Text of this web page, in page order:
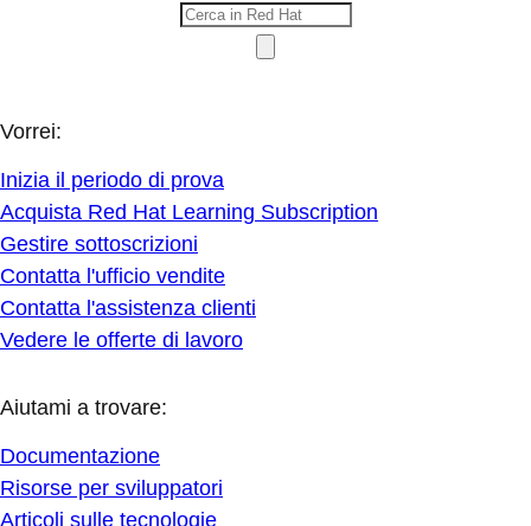
Vorrei:
Inizia il periodo di prova
Acquista Red Hat Learning Subscription
Gestire sottoscrizioni
Contatta l'ufficio vendite
Contatta l'assistenza clienti
Vedere le offerte di lavoro
Aiutami a trovare:
Documentazione
Risorse per sviluppatori
Articoli sulle tecnologie